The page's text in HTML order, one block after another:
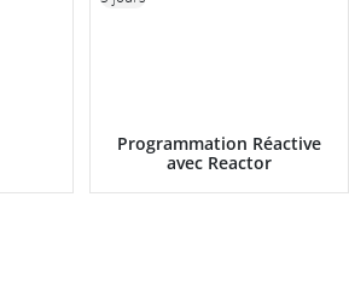
Programmation Réactive
avec Reactor